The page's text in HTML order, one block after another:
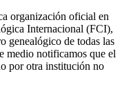
organización oficial en
Internacional (FCI),
genealógico de todas las
medio notificamos que el
por otra institución no